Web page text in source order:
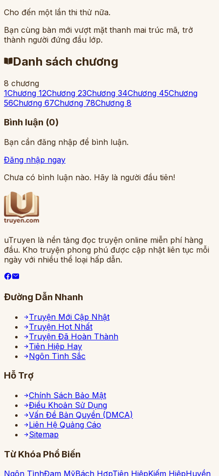
Cho đến một lần thi thử nữa.
Bạn cùng bàn mới vượt mặt thanh mai trúc mã, trở
thành người đứng đầu lớp.
Danh sách chương
8 chương
1Chương 12Chương 23Chương 34Chương 45Chương
56Chương 67Chương 78Chương 8
Bình luận (0)
Bạn cần đăng nhập để bình luận.
Đăng nhập ngay
Chưa có bình luận nào. Hãy là người đầu tiên!
uTruyen là nền tảng đọc truyện online miễn phí hàng
đầu. Kho truyện phong phú được cập nhật liên tục mỗi
ngày với nhiều thể loại hấp dẫn.
Đường Dẫn Nhanh
Truyện Mới Cập Nhật
Truyện Hot Nhất
Truyện Đã Hoàn Thành
Tiên Hiệp Hay
Ngôn Tình Sắc
Hỗ Trợ
Chính Sách Bảo Mật
Điều Khoản Sử Dụng
Vấn Đề Bản Quyền (DMCA)
Liên Hệ Quảng Cáo
Sitemap
Từ Khóa Phổ Biến
Ngôn TìnhĐam MỹBách HợpTiên HiệpKiếm HiệpHuyền